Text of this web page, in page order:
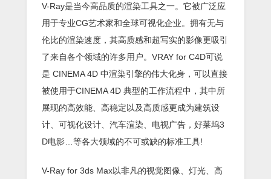
V-Ray是当今高品质的渲染工具之一。它被广泛应
用于专业CG艺术家和全球可视化企业。拥有无与
伦比的渲染速度，其高质感和超写实的影像更吸引
了来自各个领域的许多用户。VRAY for C4D可说
是 CINEMA 4D 中渲染引擎的伟大化身，可以直接
被使用于CINEMA 4D 典型的工作流程中，其中所
展现的高效能、高稳定以及高质感更成为建筑设
计、可视化设计、汽车渲染、电视广告，好莱坞3
D电影…等各大领域的不可或缺的标准工具!
V-Ray for 3ds Max以非凡的视觉图像、灯光、高